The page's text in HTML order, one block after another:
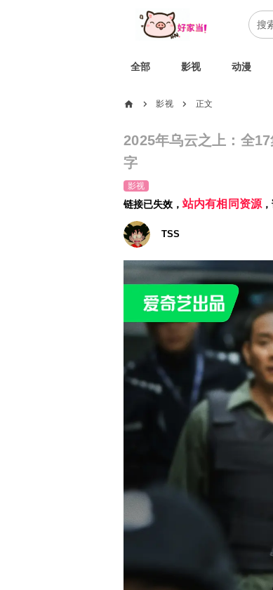
全部 影视 动漫
home chevron_right 影视 chevron_right 正文
2025年乌云之上：全
字
影视
链接已失效，站内有相同资源
TSS